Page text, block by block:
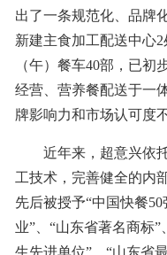
出了一条规范化、品牌
新建主食加工配送中心
（午）餐车40部，已初
经营、营养餐配送于一
牌影响力和市场认可度
近年来，超意兴依
工技术，完善健全的内
先后被授予“中国快餐
业”、“山东省著名商标